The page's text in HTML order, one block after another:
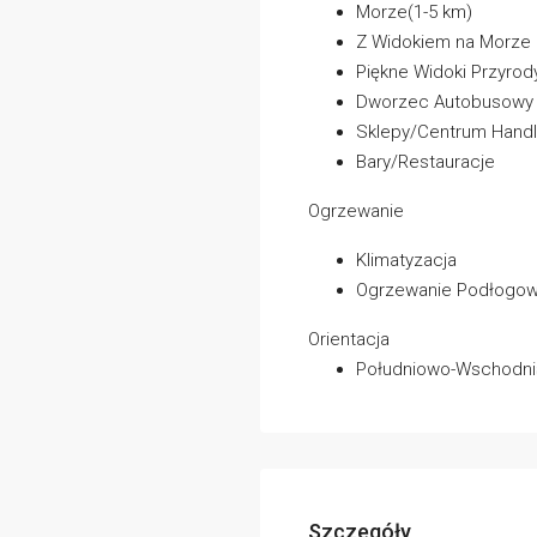
Morze(1-5 km)
Z Widokiem na Morze
Piękne Widoki
Dworzec Autobusowy
Sklepy/Centrum
Bary/Restauracje
Ogrzewanie
Klimatyzacja
Ogrzewanie
Orientacja
Południowo-
Szczegóły